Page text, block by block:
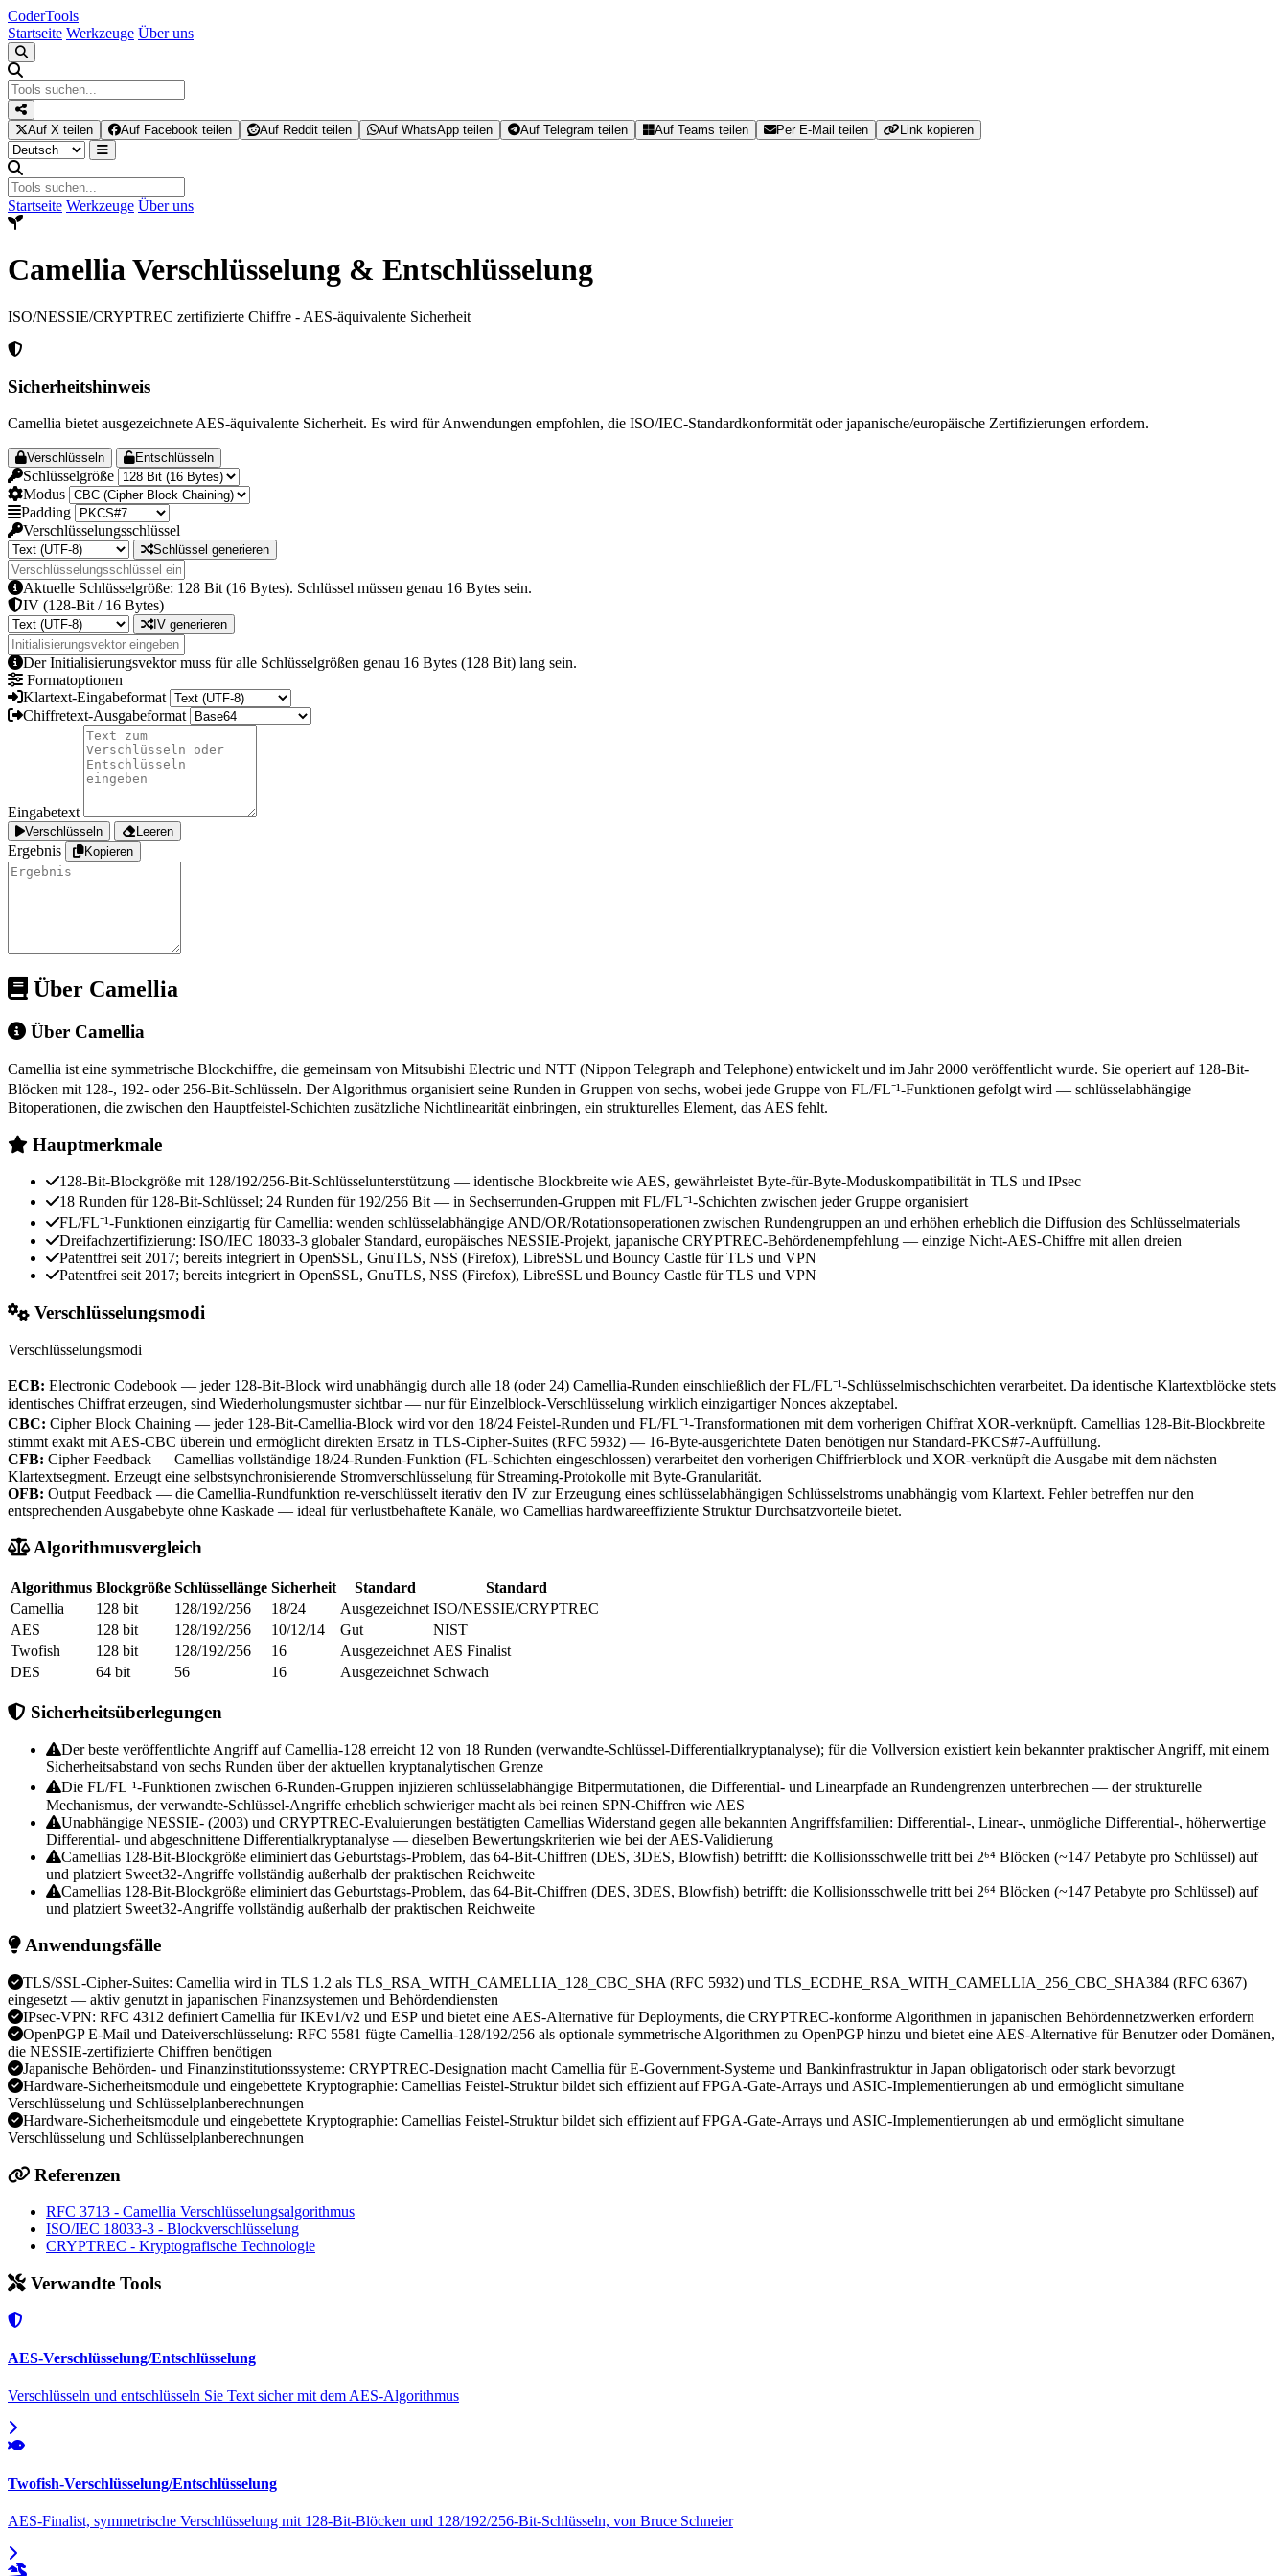
CoderTools
Startseite Werkzeuge Über uns
Auf X teilen Auf Facebook teilen Auf Reddit teilen Auf WhatsApp teilen Auf Telegram teilen Auf Teams teilen Per E-Mail teilen Link kopieren
Startseite Werkzeuge Über uns
Camellia Verschlüsselung & Entschlüsselung
ISO/NESSIE/CRYPTREC zertifizierte Chiffre - AES-äquivalente Sicherheit
Sicherheitshinweis
Camellia bietet ausgezeichnete AES-äquivalente Sicherheit. Es wird für Anwendungen empfohlen, die ISO/IEC-Standardkonformität oder japanische/europäische Zertifizierungen erfordern.
Verschlüsseln Entschlüsseln
Schlüsselgröße
Modus
Padding
Verschlüsselungsschlüssel
Schlüssel generieren
Aktuelle Schlüsselgröße: 128 Bit (16 Bytes). Schlüssel müssen genau 16 Bytes sein.
IV (128-Bit / 16 Bytes)
IV generieren
Der Initialisierungsvektor muss für alle Schlüsselgrößen genau 16 Bytes (128 Bit) lang sein.
Formatoptionen
Klartext-Eingabeformat
Chiffretext-Ausgabeformat
Eingabetext
Verschlüsseln Leeren
Ergebnis Kopieren
Über Camellia
Über Camellia
Camellia ist eine symmetrische Blockchiffre, die gemeinsam von Mitsubishi Electric und NTT (Nippon Telegraph and Telephone) entwickelt und im Jahr 2000 veröffentlicht wurde. Sie operiert auf 128-Bit-
Blöcken mit 128-, 192- oder 256-Bit-Schlüsseln. Der Algorithmus organisiert seine Runden in Gruppen von sechs, wobei jede Gruppe von FL/FL⁻¹-Funktionen gefolgt wird — schlüsselabhängige
Bitoperationen, die zwischen den Hauptfeistel-Schichten zusätzliche Nichtlinearität einbringen, ein strukturelles Element, das AES fehlt.
Hauptmerkmale
128-Bit-Blockgröße mit 128/192/256-Bit-Schlüsselunterstützung — identische Blockbreite wie AES, gewährleistet Byte-für-Byte-Moduskompatibilität in TLS und IPsec
18 Runden für 128-Bit-Schlüssel; 24 Runden für 192/256 Bit — in Sechserrunden-Gruppen mit FL/FL⁻¹-Schichten zwischen jeder Gruppe organisiert
FL/FL⁻¹-Funktionen einzigartig für Camellia: wenden schlüsselabhängige AND/OR/Rotationsoperationen zwischen Rundengruppen an und erhöhen erheblich die Diffusion des Schlüsselmaterials
Dreifachzertifizierung: ISO/IEC 18033-3 globaler Standard, europäisches NESSIE-Projekt, japanische CRYPTREC-Behördenempfehlung — einzige Nicht-AES-Chiffre mit allen dreien
Patentfrei seit 2017; bereits integriert in OpenSSL, GnuTLS, NSS (Firefox), LibreSSL und Bouncy Castle für TLS und VPN
Patentfrei seit 2017; bereits integriert in OpenSSL, GnuTLS, NSS (Firefox), LibreSSL und Bouncy Castle für TLS und VPN
Verschlüsselungsmodi
Verschlüsselungsmodi
ECB: Electronic Codebook — jeder 128-Bit-Block wird unabhängig durch alle 18 (oder 24) Camellia-Runden einschließlich der FL/FL⁻¹-Schlüsselmischschichten verarbeitet. Da identische Klartextblöcke stets
identisches Chiffrat erzeugen, sind Wiederholungsmuster sichtbar — nur für Einzelblock-Verschlüsselung wirklich einzigartiger Nonces akzeptabel.
CBC: Cipher Block Chaining — jeder 128-Bit-Camellia-Block wird vor den 18/24 Feistel-Runden und FL/FL⁻¹-Transformationen mit dem vorherigen Chiffrat XOR-verknüpft. Camellias 128-Bit-Blockbreite
stimmt exakt mit AES-CBC überein und ermöglicht direkten Ersatz in TLS-Cipher-Suites (RFC 5932) — 16-Byte-ausgerichtete Daten benötigen nur Standard-PKCS#7-Auffüllung.
CFB: Cipher Feedback — Camellias vollständige 18/24-Runden-Funktion (FL-Schichten eingeschlossen) verarbeitet den vorherigen Chiffrierblock und XOR-verknüpft die Ausgabe mit dem nächsten
Klartextsegment. Erzeugt eine selbstsynchronisierende Stromverschlüsselung für Streaming-Protokolle mit Byte-Granularität.
OFB: Output Feedback — die Camellia-Rundfunktion re-verschlüsselt iterativ den IV zur Erzeugung eines schlüsselabhängigen Schlüsselstroms unabhängig vom Klartext. Fehler betreffen nur den
entsprechenden Ausgabebyte ohne Kaskade — ideal für verlustbehaftete Kanäle, wo Camellias hardwareeffiziente Struktur Durchsatzvorteile bietet.
Algorithmusvergleich
Algorithmus Blockgröße Schlüssellänge Sicherheit Standard
Standard
Camellia
128 bit 128/192/256 18/24 Ausgezeichnet ISO/NESSIE/CRYPTREC
AES
128 bit 128/192/256 10/12/14 Gut
NIST
Twofish
128 bit 128/192/256 16 Ausgezeichnet AES Finalist
DES
64 bit 56 16 Ausgezeichnet Schwach
Sicherheitsüberlegungen
Der beste veröffentlichte Angriff auf Camellia-128 erreicht 12 von 18 Runden (verwandte-Schlüssel-Differentialkryptanalyse); für die Vollversion existiert kein bekannter praktischer Angriff, mit einem
Sicherheitsabstand von sechs Runden über der aktuellen kryptanalytischen Grenze
Die FL/FL⁻¹-Funktionen zwischen 6-Runden-Gruppen injizieren schlüsselabhängige Bitpermutationen, die Differential- und Linearpfade an Rundengrenzen unterbrechen — der strukturelle
Mechanismus, der verwandte-Schlüssel-Angriffe erheblich schwieriger macht als bei reinen SPN-Chiffren wie AES
Unabhängige NESSIE- (2003) und CRYPTREC-Evaluierungen bestätigten Camellias Widerstand gegen alle bekannten Angriffsfamilien: Differential-, Linear-, unmögliche Differential-, höherwertige
Differential- und abgeschnittene Differentialkryptanalyse — dieselben Bewertungskriterien wie bei der AES-Validierung
Camellias 128-Bit-Blockgröße eliminiert das Geburtstags-Problem, das 64-Bit-Chiffren (DES, 3DES, Blowfish) betrifft: die Kollisionsschwelle tritt bei 2⁶⁴ Blöcken (~147 Petabyte pro Schlüssel) auf
und platziert Sweet32-Angriffe vollständig außerhalb der praktischen Reichweite
Camellias 128-Bit-Blockgröße eliminiert das Geburtstags-Problem, das 64-Bit-Chiffren (DES, 3DES, Blowfish) betrifft: die Kollisionsschwelle tritt bei 2⁶⁴ Blöcken (~147 Petabyte pro Schlüssel) auf
und platziert Sweet32-Angriffe vollständig außerhalb der praktischen Reichweite
Anwendungsfälle
TLS/SSL-Cipher-Suites: Camellia wird in TLS 1.2 als TLS_RSA_WITH_CAMELLIA_128_CBC_SHA (RFC 5932) und TLS_ECDHE_RSA_WITH_CAMELLIA_256_CBC_SHA384 (RFC 6367)
eingesetzt — aktiv genutzt in japanischen Finanzsystemen und Behördendiensten
IPsec-VPN: RFC 4312 definiert Camellia für IKEv1/v2 und ESP und bietet eine AES-Alternative für Deployments, die CRYPTREC-konforme Algorithmen in japanischen Behördennetzwerken erfordern
OpenPGP E-Mail und Dateiverschlüsselung: RFC 5581 fügte Camellia-128/192/256 als optionale symmetrische Algorithmen zu OpenPGP hinzu und bietet eine AES-Alternative für Benutzer oder Domänen,
die NESSIE-zertifizierte Chiffren benötigen
Japanische Behörden- und Finanzinstitutionssysteme: CRYPTREC-Designation macht Camellia für E-Government-Systeme und Bankinfrastruktur in Japan obligatorisch oder stark bevorzugt
Hardware-Sicherheitsmodule und eingebettete Kryptographie: Camellias Feistel-Struktur bildet sich effizient auf FPGA-Gate-Arrays und ASIC-Implementierungen ab und ermöglicht simultane
Verschlüsselung und Schlüsselplanberechnungen
Hardware-Sicherheitsmodule und eingebettete Kryptographie: Camellias Feistel-Struktur bildet sich effizient auf FPGA-Gate-Arrays und ASIC-Implementierungen ab und ermöglicht simultane
Verschlüsselung und Schlüsselplanberechnungen
Referenzen
RFC 3713 - Camellia Verschlüsselungsalgorithmus
ISO/IEC 18033-3 - Blockverschlüsselung
CRYPTREC - Kryptografische Technologie
Verwandte Tools
AES-Verschlüsselung/Entschlüsselung
Verschlüsseln und entschlüsseln Sie Text sicher mit dem AES-Algorithmus
Twofish-Verschlüsselung/Entschlüsselung
AES-Finalist, symmetrische Verschlüsselung mit 128-Bit-Blöcken und 128/192/256-Bit-Schlüsseln, von Bruce Schneier